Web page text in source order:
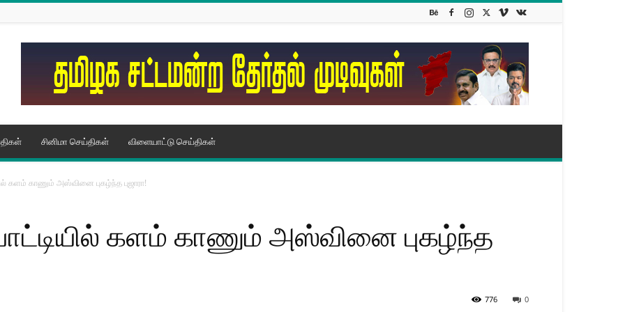
சினிமா செய்திகள் விளையாட்டு செய்திகள்
களம் காணும் அஸ்வினை புகழ்ந்த புஜாரா!
களம் காணும் அஸ்வினை புகழ்ந்த
0
776